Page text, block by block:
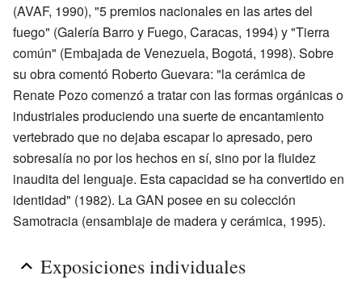
(AVAF, 1990), "5 premios nacionales en las artes del
fuego" (Galería Barro y Fuego, Caracas, 1994) y "Tierra
común" (Embajada de Venezuela, Bogotá, 1998). Sobre
su obra comentó Roberto Guevara: "la cerámica de
Renate Pozo comenzó a tratar con las formas orgánicas o
industriales produciendo una suerte de encantamiento
vertebrado que no dejaba escapar lo apresado, pero
sobresalía no por los hechos en sí, sino por la fluidez
inaudita del lenguaje. Esta capacidad se ha convertido en
identidad" (1982). La GAN posee en su colección
Samotracia (ensamblaje de madera y cerámica, 1995).
Exposiciones individuales